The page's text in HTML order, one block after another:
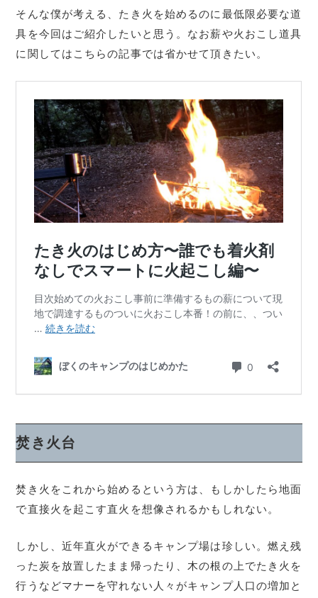
そんな僕が考える、たき火を始めるのに最低限必要な道
具を今回はご紹介したいと思う。なお薪や火おこし道具
に関してはこちらの記事では省かせて頂きたい。
焚き火台
焚き火をこれから始めるという方は、もしかしたら地面
で直接火を起こす直火を想像されるかもしれない。
しかし、近年直火ができるキャンプ場は珍しい。燃え残
った炭を放置したまま帰ったり、木の根の上でたき火を
行うなどマナーを守れない人々がキャンプ人口の増加と